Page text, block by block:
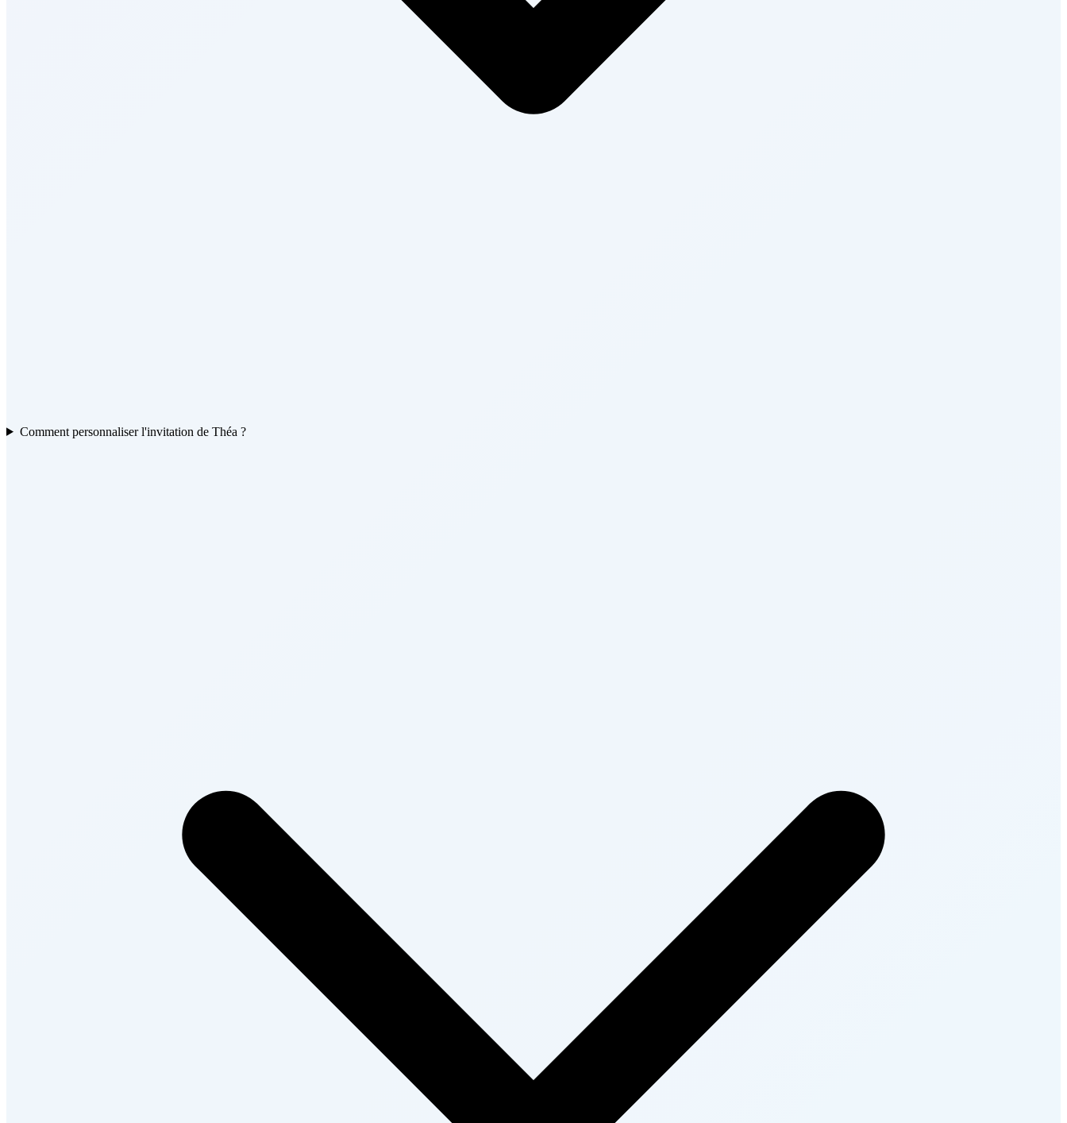
Comment personnaliser l'invitation de Théa ?